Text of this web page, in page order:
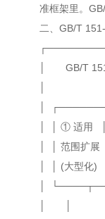
准框架里。
二、GB/T
│ GB/T
│
│ │ ① 适用
│ │ 范围扩
│ │ (大型
│